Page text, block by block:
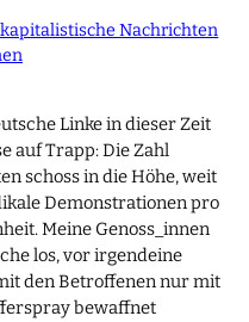
Nachrichten
Linke in dieser Zeit
auf Trapp: Die Zahl
schoss in die Höhe, weit
Demonstrationen pro
Meine Genoss_innen
los, vor irgendeine
den Betroffenen nur mit
bewaffnet